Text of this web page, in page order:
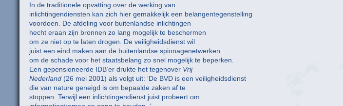
In de traditionele opvatting over de werking van
inlichtingendiensten kan zich hier gemakkelijk een belangentegenstelling
voordoen. De afdeling voor buitenlandse inlichtingen
hecht eraan zijn bronnen zo lang mogelijk te beschermen
om ze niet op te laten drogen. De veiligheidsdienst wil
juist een eind maken aan de buitenlandse spionagenetwerken
om de schade voor het staatsbelang zo snel mogelijk te beperken.
Een gepensioneerde IDB’er drukte het tegenover Vrij
Nederland (26 mei 2001) als volgt uit: ‘De BVD is een veiligheidsdienst
die van nature geneigd is om bepaalde zaken af te
stoppen. Terwijl een inlichtingendienst juist probeert om